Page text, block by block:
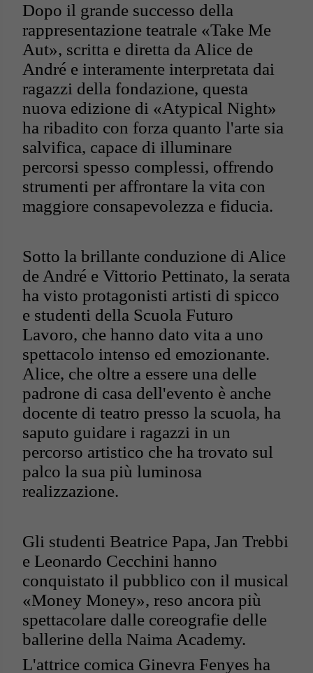
Dopo il grande successo della
rappresentazione teatrale «Take Me
Aut», scritta e diretta da Alice de
André e interamente interpretata dai
ragazzi della fondazione, questa
nuova edizione di «Atypical Night»
ha ribadito con forza quanto l'arte sia
salvifica, capace di illuminare
percorsi spesso complessi, offrendo
strumenti per affrontare la vita con
maggiore consapevolezza e fiducia.
Sotto la brillante conduzione di Alice
de André e Vittorio Pettinato, la serata
ha visto protagonisti artisti di spicco
e studenti della Scuola Futuro
Lavoro, che hanno dato vita a uno
spettacolo intenso ed emozionante.
Alice, che oltre a essere una delle
padrone di casa dell'evento è anche
docente di teatro presso la scuola, ha
saputo guidare i ragazzi in un
percorso artistico che ha trovato sul
palco la sua più luminosa
realizzazione.
Gli studenti Beatrice Papa, Jan Trebbi
e Leonardo Cecchini hanno
conquistato il pubblico con il musical
«Money Money», reso ancora più
spettacolare dalle coreografie delle
ballerine della Naima Academy.
L'attrice comica Ginevra Fenyes ha